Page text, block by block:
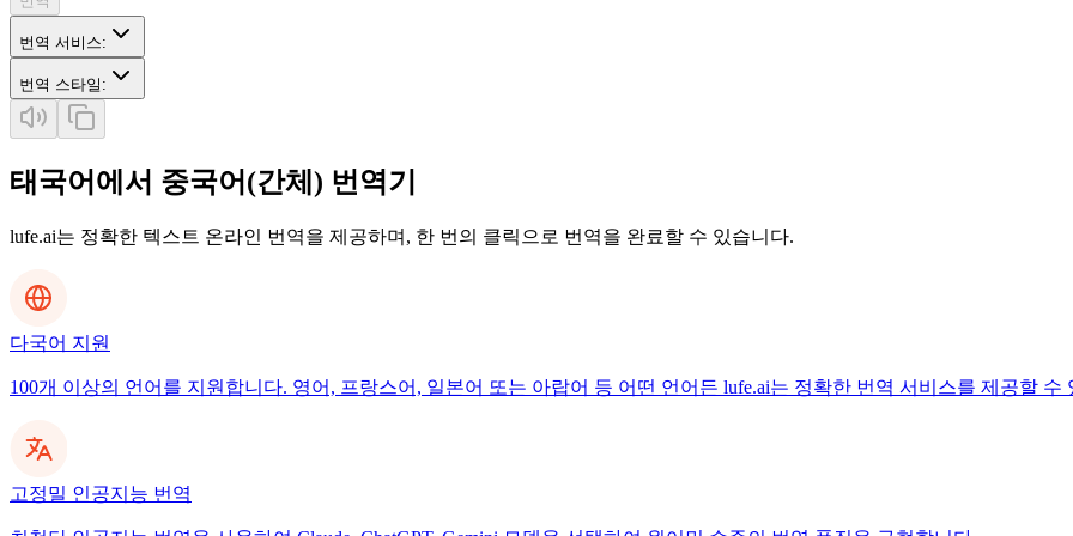
번역 서비스:
번역 스타일 :
태국어에서 중국어(간체) 번역기
lufe.ai는 정확한 텍스트 온라인 번역을 제공하며, 한 번의 클릭으로 번역을 완료할 수 있습니다.
다국어 지원
100개 이상의 언어를 지원합니다. 영어, 프랑스어, 일본어 또는 아랍어 등 어떤 언어든 lufe.ai는 정확한 번역 서비스를 제공할 수
고정밀 인공지능 번역